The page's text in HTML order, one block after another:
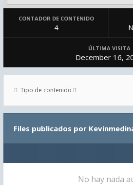
CONTADOR DE CONTENIDO
4
ÚLTIMA VISITA
December 16,
Tipo de contenido
Files publicados por
No hay nada